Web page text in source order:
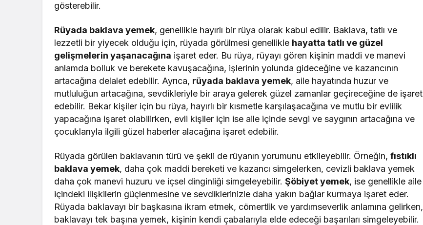
gösterebilir.
Rüyada baklava yemek, genellikle hayırlı bir rüya olarak kabul edilir. Baklava, tatlı ve
lezzetli bir yiyecek olduğu için, rüyada görülmesi genellikle hayatta tatlı ve güzel
gelişmelerin yaşanacağına işaret eder. Bu rüya, rüyayı gören kişinin maddi ve manevi
anlamda bolluk ve berekete kavuşacağına, işlerinin yolunda gideceğine ve kazancının
artacağına delalet edebilir. Ayrıca, rüyada baklava yemek, aile hayatında huzur ve
mutluluğun artacağına, sevdikleriyle bir araya gelerek güzel zamanlar geçireceğine de işaret
edebilir. Bekar kişiler için bu rüya, hayırlı bir kısmetle karşılaşacağına ve mutlu bir evlilik
yapacağına işaret olabilirken, evli kişiler için ise aile içinde sevgi ve saygının artacağına ve
çocuklarıyla ilgili güzel haberler alacağına işaret edebilir.
Rüyada görülen baklavanın türü ve şekli de rüyanın yorumunu etkileyebilir. Örneğin,fıstıklı
baklava yemek, daha çok maddi bereketi ve kazancı simgelerken, cevizli baklava yemek
daha çok manevi huzuru ve içsel dinginliği simgeleyebilir.Şöbiyet yemek, ise genellikle aile
içindeki ilişkilerin güçlenmesine ve sevdiklerinizle daha yakın bağlar kurmaya işaret eder.
Rüyada baklavayı bir başkasına ikram etmek, cömertlik ve yardımseverlik anlamına gelirken,
baklavayı tek başına yemek, kişinin kendi çabalarıyla elde edeceği başarıları simgeleyebilir.